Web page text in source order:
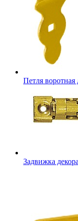
Петля воротная
Задвижка